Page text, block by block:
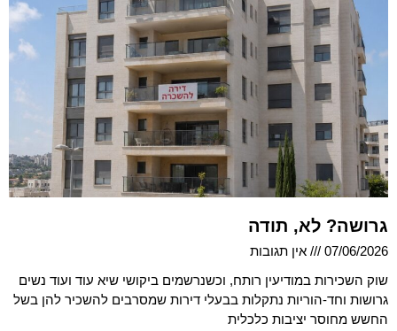
גרושה? לא, תודה
07/06/2026
אין תגובות
שוק השכירות במודיעין רותח, וכשנרשמים ביקושי שיא עוד ועוד נשים
גרושות וחד-הוריות נתקלות בבעלי דירות שמסרבים להשכיר להן בשל
החשש מחוסר יציבות כלכלית